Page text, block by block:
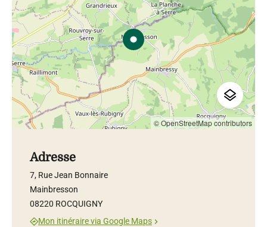
© OpenStreetMap contributors
Adresse
7, Rue Jean Bonnaire
Mainbresson
08220 ROCQUIGNY
Mon itinéraire via Google Maps